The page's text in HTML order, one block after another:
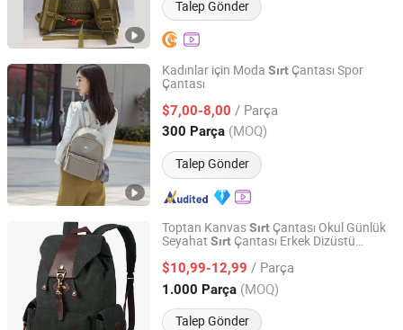
Talep Gönder
Kadınlar için Moda Sırt Çantası Spor
Çantası
$7,00-8,00 / Parça
300 Parça (MOQ)
Talep Gönder
Guangzhou Zexin Leather Co., Ltd.
Guangdong, China Fiyat 2009
Toptan KanvasSırt Çantası Okul Günlük
Seyahat Sırt Çantası Erkek Dizüstü
$10,99-12,99 / Parça
1.000 Parça (MOQ)
Talep Gönder
Enfung Industry Limited
Fujian, China Fiyat 2017